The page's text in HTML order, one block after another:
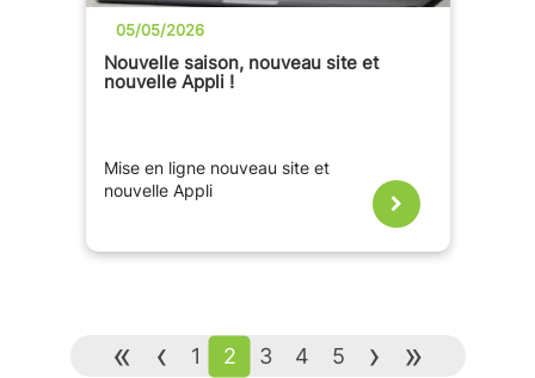
05/05/2026
Nouvelle saison, nouveau site et
nouvelle Appli !
Mise en ligne nouveau site et
nouvelle Appli
« ‹ 1 2 3 4 5 › »